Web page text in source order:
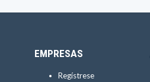
EMPRESAS
Regístrese